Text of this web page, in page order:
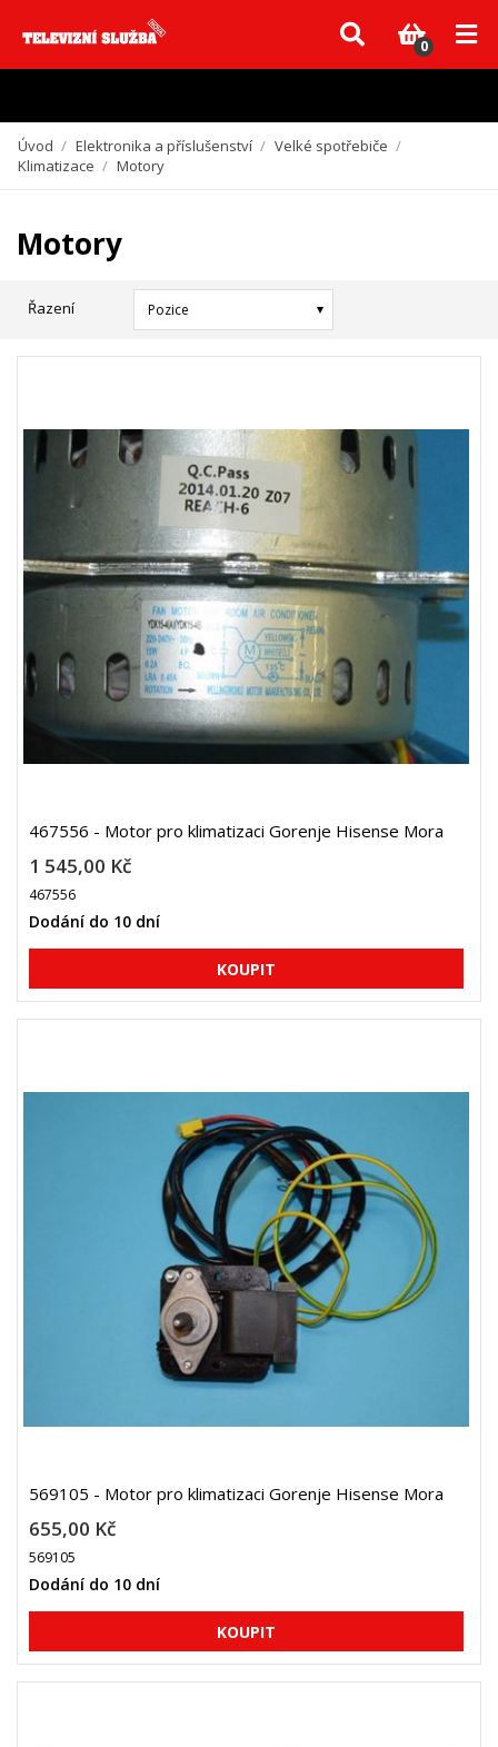
Vzhledem k aktuální situaci se může dodání dílů, které nejsou skladem,
zpozdit. Děkujeme za pochopení.
0
Úvod / Elektronika a příslušenství / Velké spotřebiče /
Klimatizace / Motory
Motory
Řazení Pozice
467556 - Motor pro klimatizaci Gorenje Hisense Mora
1 545,00 Kč
467556
Dodání do 10 dní
569105 - Motor pro klimatizaci Gorenje Hisense Mora
655,00 Kč
569105
Dodání do 10 dní